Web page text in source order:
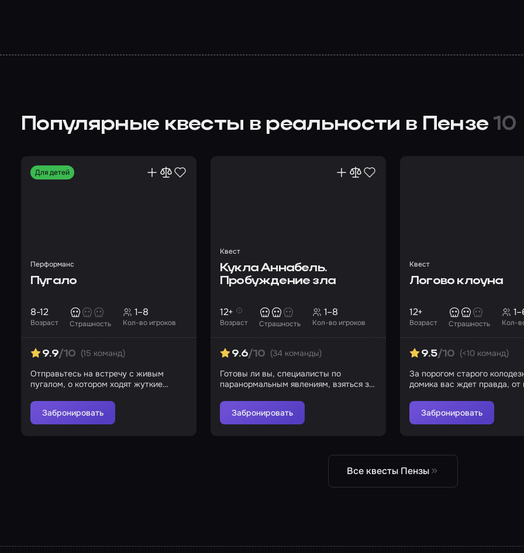
Популярные квесты в реальности в Пензе 10
Для детей
Перформанс
Пугало
Возраст
8-12
Страшность Кол-во игроков
1–8
9.9/10 (15 команд)
Отправьтесь на встречу с живым
пугалом, о котором ходят жуткие
Забронировать
Квест
Кукла Аннабель.
Пробуждение зла
Возраст
12+
Страшность Кол-во игроков
1–8
9.6/10 (34 команды)
Готовы ли вы, специалисты по
паранормальным явлениям, взяться за
Забронировать
Квест
Логово клоуна
Возраст
12+
Страшность Кол-
9.5/10 (<10 команд)
За порогом старого
домика вас ждет правда, от
Забронировать
Все квесты Пензы